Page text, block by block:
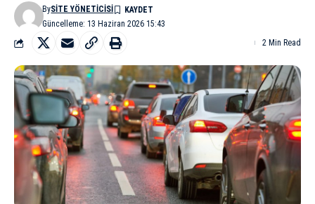
Güncelleme: 13 Haziran 2026 15:43
BySITE YÖNETICISI
2 Min Read